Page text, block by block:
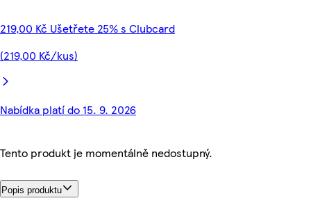
219,00 Kč Ušetřete 25% s Clubcard
(219,00 Kč/kus)
Nabídka platí do 15. 9. 2026
Tento produkt je momentálně nedostupný.
Popis produktu